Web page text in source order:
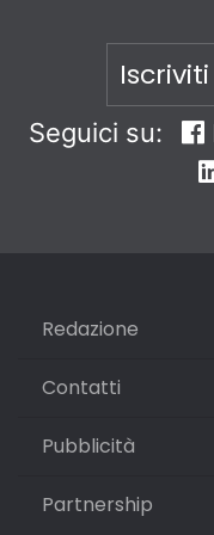
Seguici su:
Redazione
Contatti
Pubblicità
Partnership